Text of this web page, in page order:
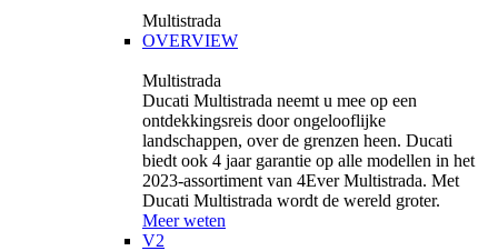
Multistrada
OVERVIEW
Multistrada
Ducati Multistrada neemt u mee op een
ontdekkingsreis door ongelooflijke
landschappen, over de grenzen heen. Ducati
biedt ook 4 jaar garantie op alle modellen in het
2023-assortiment van 4Ever Multistrada. Met
Ducati Multistrada wordt de wereld groter.
Meer weten
V2